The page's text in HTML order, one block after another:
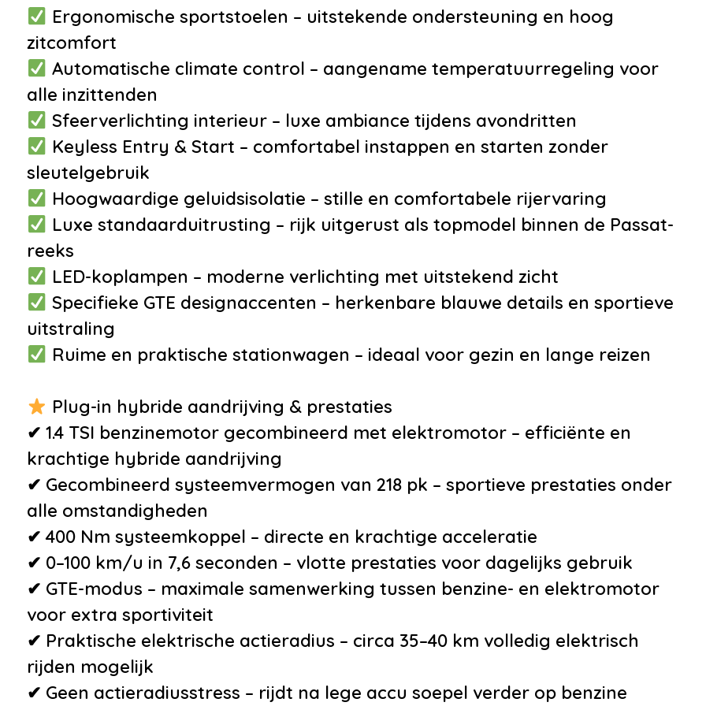
•LED achterlichten
•LED dagrijverlichting
•Lichtmetalen velgen 17"
•Parkeersensor voor en
achter
•Uitlaat sierstuk
•Voorstoelen in
Veiligheid
•Alarmsysteem
•Anti Blokkeer Systeem
•Anti doorSlip Regeling
•Autonomous Emergency
Braking
•Isofix bevestiging voor
kinderzitjes
•Vermoeidheids
herkenning
•Airbag(s) hoofd achter
• Airbag(s) hoofd voor
•Airbag(s) side voor
• Airbag bestuurder
• Airbag passagier
• Alarm klasse
1(startblokkering)
• Bandenspanningscontrolesysteem
•Derde remlicht
• Elektronisch Stabiliteits
•Airconditioning,
automatisch (Climatronic)
•Diefstalalarm 'Plus'
•Executive-pakket
•Parkeersensoren (Park
•Schakelmogelijkheid aan
stuurwiel
•Trekhaak elektrisch
•Velgen 'Soho', 17 inch
lichtmetaal in
zilver/antraciet uitgevoerd
•Extra getint glas achter
verstelbaar
Ergonomische sportstoelen – uitstekende ondersteuning en hoog
zitcomfort
Automatische climate control – aangename temperatuurregeling voor
alle inzittenden
Sfeerverlichting interieur – luxe ambiance tijdens avondritten
Keyless Entry & Start – comfortabel instappen en starten zonder
sleutelgebruik
Hoogwaardige geluidsisolatie – stille en comfortabele rijervaring
Luxe standaarduitrusting – rijk uitgerust als topmodel binnen de Passat-
reeks
LED-koplampen – moderne verlichting met uitstekend zicht
Specifieke GTE designaccenten – herkenbare blauwe details en sportieve
uitstraling
Ruime en praktische stationwagen – ideaal voor gezin en lange reizen
Plug-in hybride aandrijving & prestaties
✔ 1.4 TSI benzinemotor gecombineerd met elektromotor – efficiënte en
krachtige hybride aandrijving
✔ Gecombineerd systeemvermogen van 218 pk – sportieve prestaties onder
alle omstandigheden
✔ 400 Nm systeemkoppel – directe en krachtige acceleratie
✔ 0–100 km/u in 7,6 seconden – vlotte prestaties voor dagelijks gebruik
✔ GTE-modus – maximale samenwerking tussen benzine- en elektromotor
voor extra sportiviteit
✔ Praktische elektrische actieradius – circa 35–40 km volledig elektrisch
rijden mogelijk
✔ Geen actieradiusstress – rijdt na lege accu soepel verder op benzine